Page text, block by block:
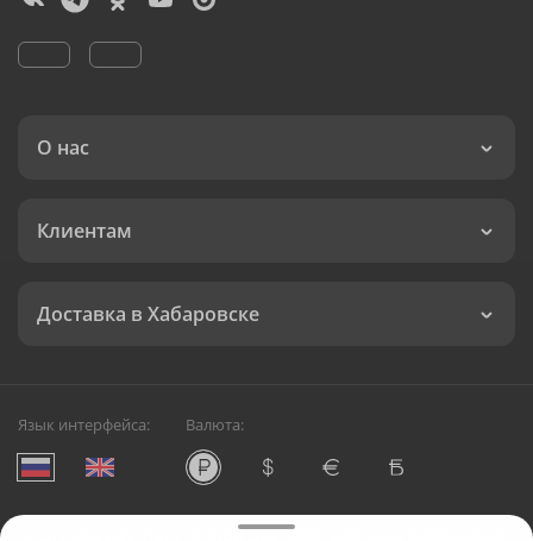
О нас
Клиентам
Доставка в Хабаровске
Язык интерфейса: Валюта:
Служба круглосуточной доставки цветов в Хабаровске